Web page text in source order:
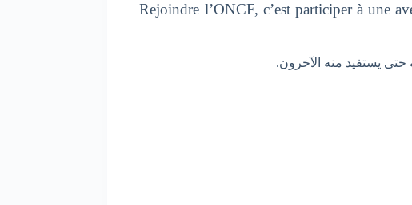
Rejoindre l’ONCF, c’est participer à une